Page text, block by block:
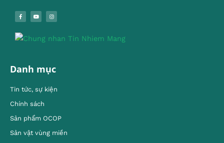
Danh mục
Tin tức, sự kiện
Chính sách
Sản phẩm OCOP
Sản vật vùng miền